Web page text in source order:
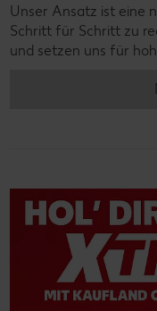
Unser Ansatz ist eine
Schritt für Schritt zu
und setzen uns für